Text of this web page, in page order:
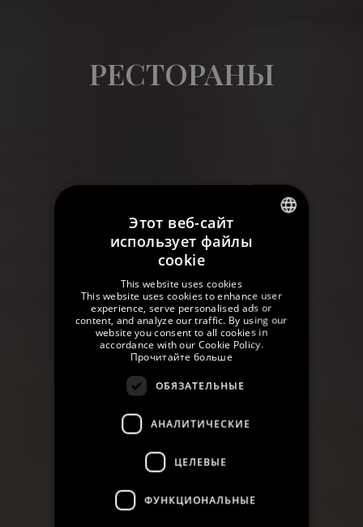
РЕСТОРАНЫ
SPANISH
GERMAN
FRENCH
Этот веб-сайт
использует файлы
cookie
This website uses cookies
This website uses cookies to enhance user
experience, serve personalised ads or
content, and analyze our traffic. By using our
website you consent to all cookies in
accordance with our Cookie Policy.
Прочитайте больше
ОБЯЗАТЕЛЬНЫЕ
АНАЛИТИЧЕСКИЕ
ЦЕЛЕВЫЕ
ФУНКЦИОНАЛЬНЫЕ